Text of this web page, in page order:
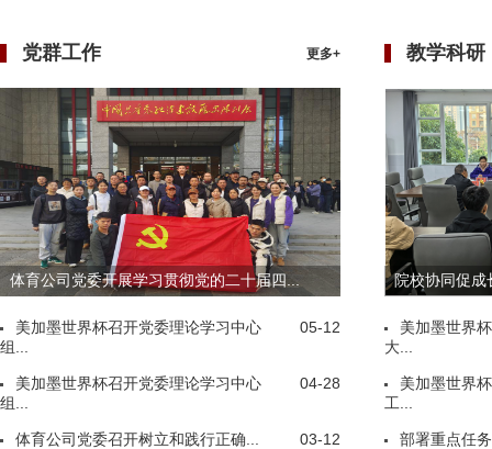
更多+
党群工作
体育公司党委开展学习贯彻党的二十届四...
05-12
美加墨世界杯召开党委理论学习中心
组...
04-28
美加墨世界杯召开党委理论学习中心
组...
03-12
体育公司党委召开树立和践行正确...
教学科研
院校协同促
美加墨世界
大...
美加墨世界
工...
部署重点任